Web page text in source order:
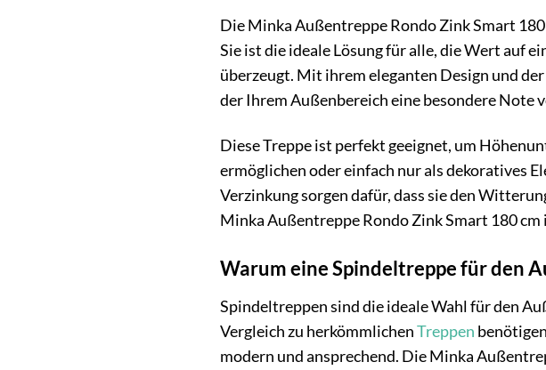
Die Minka Außentreppe Rondo Zink Smart
Sie ist die ideale Lösung für alle, die Wert auf
überzeugt. Mit ihrem eleganten Design und
der Ihrem Außenbereich eine besondere Note
Diese Treppe ist perfekt geeignet, um
ermöglichen oder einfach nur als dekoratives
Verzinkung sorgen dafür, dass sie den
Minka Außentreppe Rondo Zink Smart 180
Warum eine Spindeltreppe für den
Spindeltreppen sind die ideale Wahl für den
Vergleich zu herkömmlichenTreppen
modern und ansprechend. Die Minka